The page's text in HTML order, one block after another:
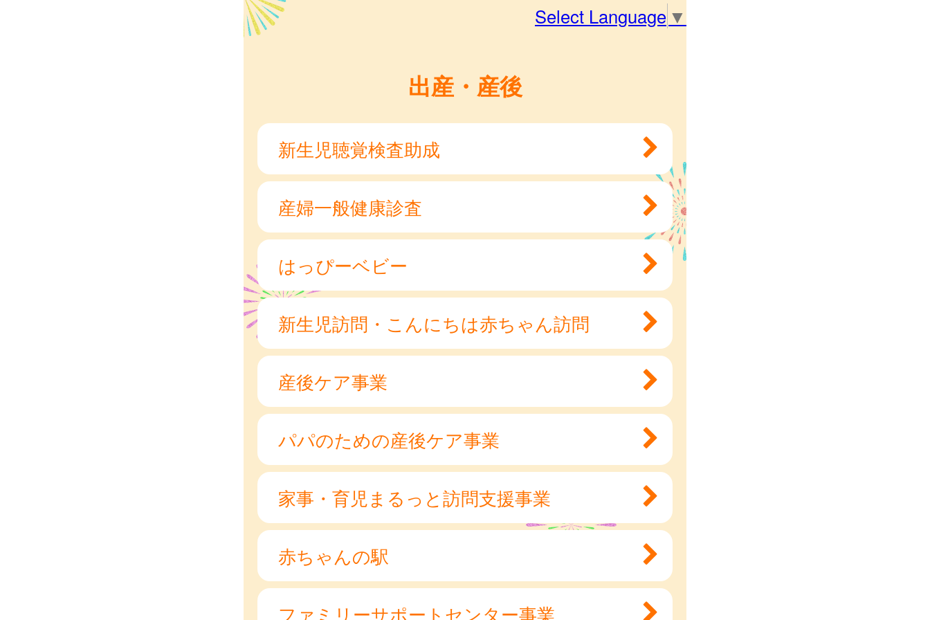
Select Language ▼
出産・産後
新生児聴覚検査助成
産婦一般健康診査
はっぴーベビー
新生児訪問・こんにちは赤ちゃん訪問
産後ケア事業
パパのための産後ケア事業
家事・育児まるっと訪問支援事業
赤ちゃんの駅
ファミリーサポートセンター事業